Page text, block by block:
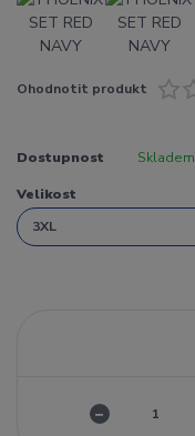
Ohodnotit produkt
Dostupnost Skladem
Velikost